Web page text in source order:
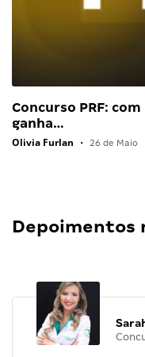
Concurso PRF:
ganha…
Olivia Furlan • 26 de Maio
Depoimentos